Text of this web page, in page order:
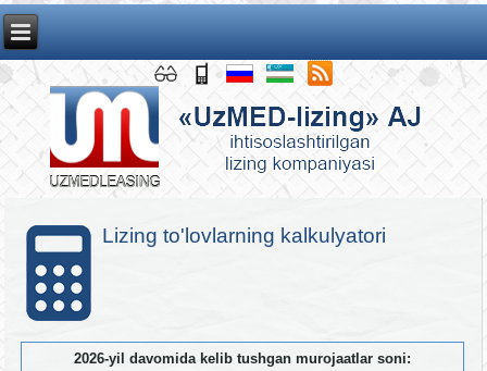
Lizing to'lovlarning kalkulyatori
2026-yil davomida kelib tushgan murojaatlar soni: